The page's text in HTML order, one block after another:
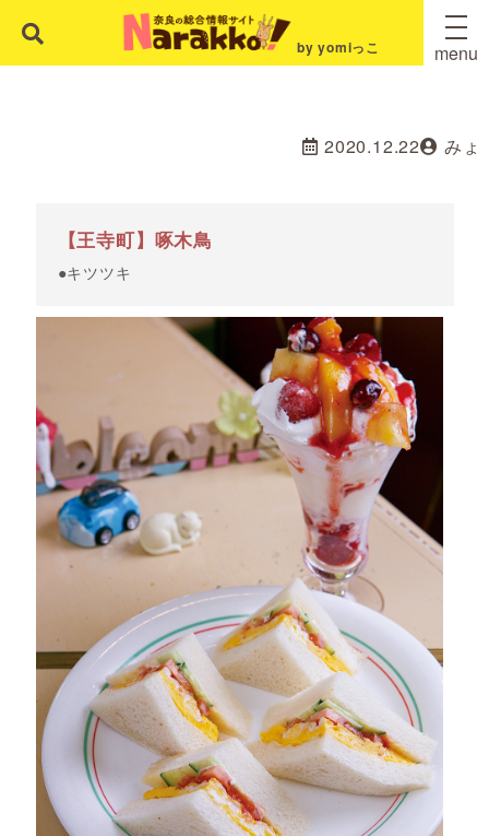
by yomiっこ menu
2020.12.22 みょ
【王寺町】啄木鳥
●キツツキ